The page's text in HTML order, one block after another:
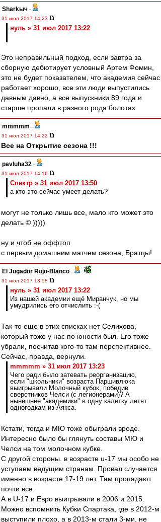
Sharkыч -
31 июл 2017 14:23
нуль » 31 июл 2017 13:22
Это неправильный подход, если завтра за
сборную дебютирует условный Артем Фомин,
это не будет показателем, что академия сейчас
работает хорошо, все эти люди выпустились
давным давно, а все выпускники 89 года и
старше пропали в разного рода болотах.
mmmmm -
31 июл 2017 14:22
Все на Открытие сезона !!!
pavluha32 -
31 июл 2017 14:16
Спектр » 31 июл 2017 13:50
а кто это сейчас умеет делать?
могут не только лишь все, мало кто может это
делать © )))))
ну и чтоб не оффтоп
с первым домашним матчем сезона, Братцы!
El Jugador Rojo-Blanco -
31 июл 2017 13:58
нуль » 31 июл 2017 13:22
Из нашей академии ещё Миранчук, но мы
умудрились его отчислить :-(
Так-то еще в этих списках нет Селихова,
который тоже у нас по юности был. Его тоже
убрали, посчитав кого-то там перспективнее.
Сейчас, правда, вернули.
mmmmm » 31 июл 2017 13:23
Чего ради было затевать реорганизацию,
если "школьники" возраста Паршивлюка
выигрывали Молочный кубок, победив
сверстников Челси (с легионерами)? А
нынешние "академики" в одну калитку летят
одногодкам из Аякса.
Кстати, тогда и МЮ тоже обыграли вроде.
Интересно было бы глянуть составы МЮ и
Челси на том молочном кубке.
С другой стороны. в возрасте u-17 мы особо не
уступаем ведущим странам. Провал случается
именно в возрасте 17-19 лет. Там пропадают
почти все.
А в U-17 и Евро выигрывали в 2006 и 2015.
Можно вспомнить Кубки Спартака, где в 2012-м
выступили плохо, а в 2013-м стали 3-ми, не